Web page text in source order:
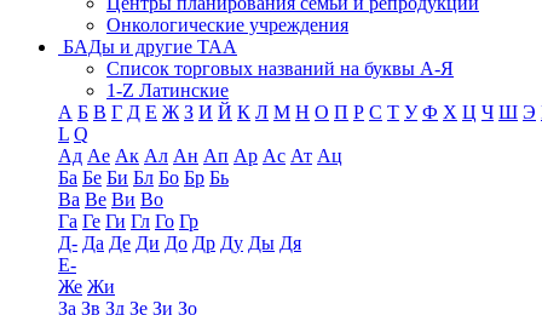
Онкологические учреждения
БАДы и другие ТАА
Список торговых названий на буквы А-Я
1-Z Латинские
А Б В Г Д Е Ж З И Й К Л М Н О П Р С Т У Ф Х Ц Ч Ш Э
L Q
Ад Ае Ак Ал Ан Ап Ар Ас Ат Ац
Ба Бе Би Бл Бо Бр Бь
Ва Ве Ви Во
Га Ге Ги Гл Го Гр
Д- Да Де Ди До Др Ду Ды Дя
Е-
Же Жи
За Зв Зд Зе Зи Зо